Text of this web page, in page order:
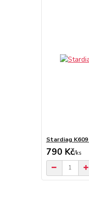
Stardiag
790 Kč/ks